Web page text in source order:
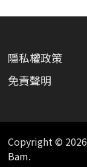
隱私權政策
免責聲明
Copyright © 2026
Bam.